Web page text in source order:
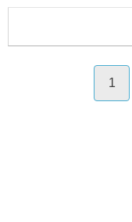
1